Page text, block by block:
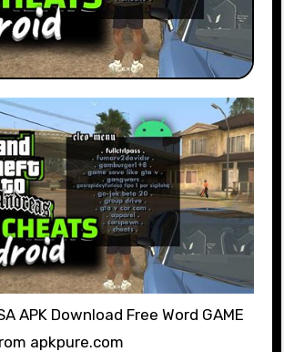
APK Download Free Word GAME
apkpure.com